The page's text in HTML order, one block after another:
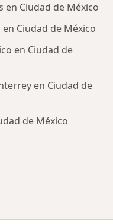
en Ciudad de México
Ciudad de México
en Ciudad de
en Ciudad de
de México